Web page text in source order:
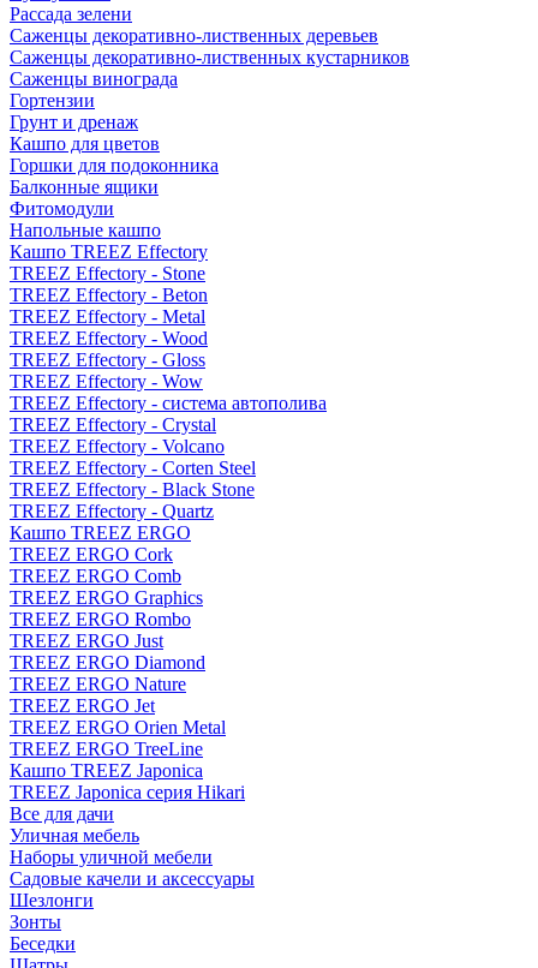
Рассада зелени
Саженцы декоративно-лиственных деревьев
Саженцы декоративно-лиственных кустарников
Саженцы винограда
Гортензии
Грунт и дренаж
Кашпо для цветов
Горшки для подоконника
Балконные ящики
Фитомодули
Напольные кашпо
Кашпо TREEZ Effectory
TREEZ Effectory - Stone
TREEZ Effectory - Beton
TREEZ Effectory - Metal
TREEZ Effectory - Wood
TREEZ Effectory - Gloss
TREEZ Effectory - Wow
TREEZ Effectory - система автополива
TREEZ Effectory - Crystal
TREEZ Effectory - Volcano
TREEZ Effectory - Corten Steel
TREEZ Effectory - Black Stone
TREEZ Effectory - Quartz
Кашпо TREEZ ERGO
TREEZ ERGO Cork
TREEZ ERGO Comb
TREEZ ERGO Graphics
TREEZ ERGO Rombo
TREEZ ERGO Just
TREEZ ERGO Diamond
TREEZ ERGO Nature
TREEZ ERGO Jet
TREEZ ERGO Orien Metal
TREEZ ERGO TreeLine
Кашпо TREEZ Japonica
TREEZ Japonica серия Hikari
Все для дачи
Уличная мебель
Наборы уличной мебели
Садовые качели и аксессуары
Шезлонги
Зонты
Беседки